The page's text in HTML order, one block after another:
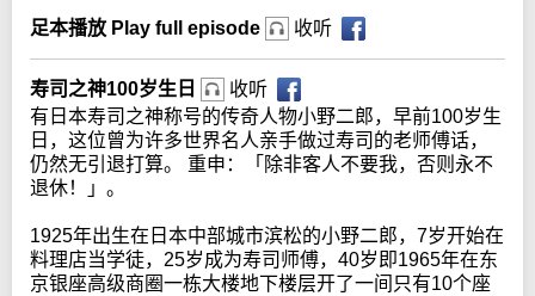
足本播放 Play full episode 收听
寿司之神100岁生日
收听
有日本寿司之神称号的传奇人物小野二郎，早前100岁生
日，这位曾为许多世界名人亲手做过寿司的老师傅话，
仍然无引退打算。 重申：「除非客人不要我，否则永不
退休！」。
1925年出生在日本中部城市滨松的小野二郎，7岁开始在
料理店当学徒，25岁成为寿司师傅，40岁即1965年在东
京银座高级商圈一栋大楼地下楼层开了一间只有10个座